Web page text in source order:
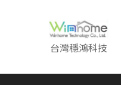
台灣穩鴻科技